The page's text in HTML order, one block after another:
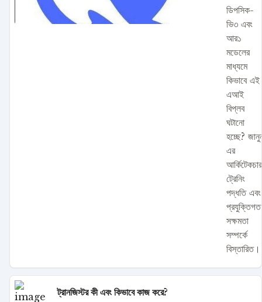
ডিপসিক-
ভি৩ এবং
আর১
মডেলের
মাধ্যমে
কিভাবে এই
এআই
বিপ্লব
ঘটানো
হচ্ছে?
এর
ট্রেনিং
পদ্ধতি এবং
প্রযুক্তিগত
সক্ষমতা
সম্পর্কে
বিস্তারিত।
ট্রানজিস্টর কী এবং কিভাবে কাজ করে?